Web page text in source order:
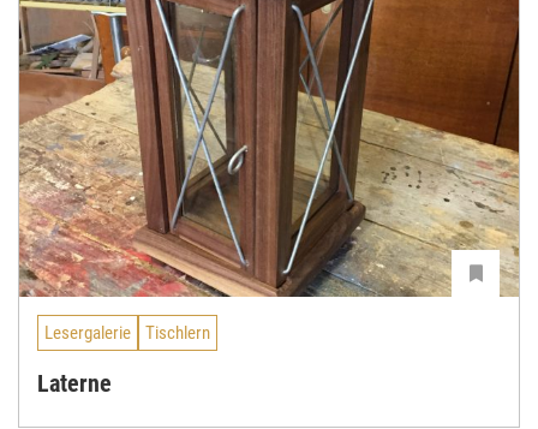
Lesergalerie Tischlern
Laterne